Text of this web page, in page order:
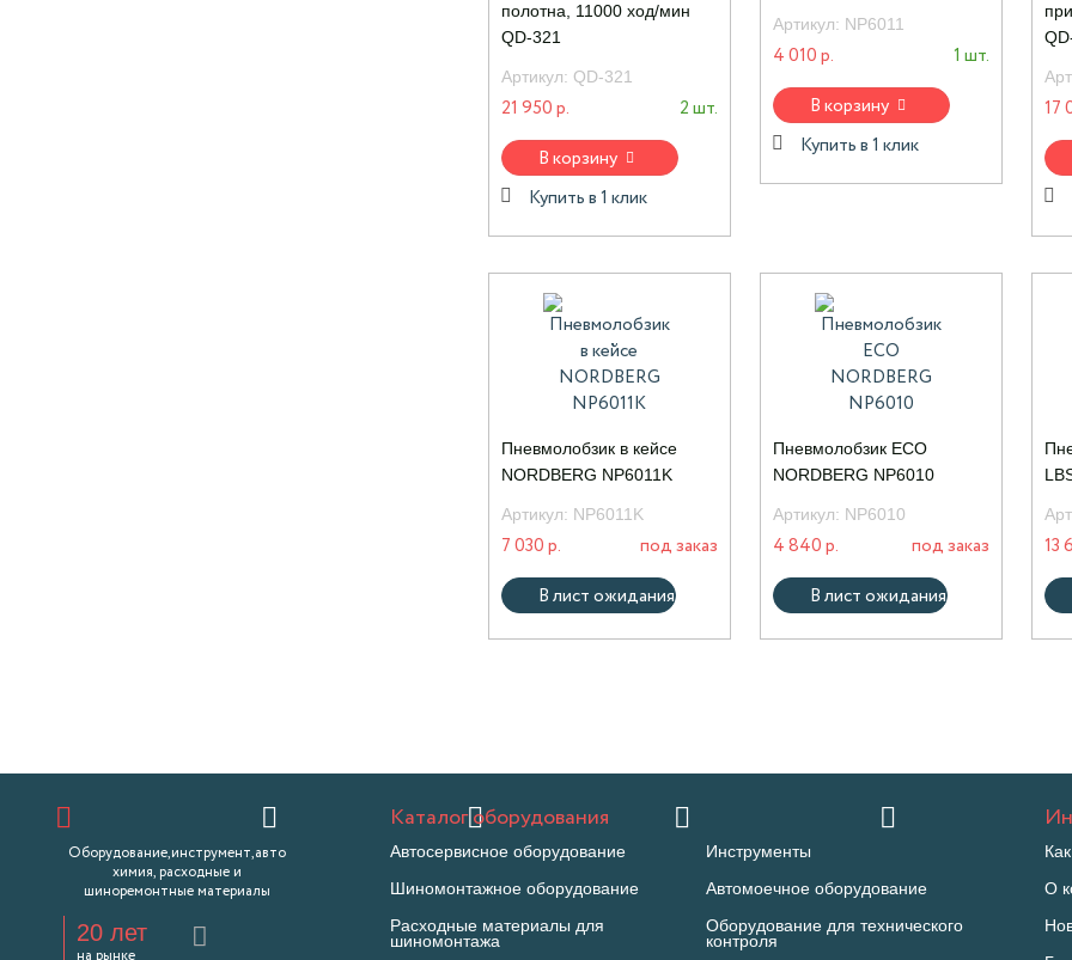
полотна, 11000 ход/мин
QD-321
Артикул: QD-321
21 950 р. 2 шт.
В корзину
Купить в 1 клик
Артикул: NP6011
4 010 р. 1 шт.
В корзину
Купить в 1 клик
17
Пневмолобзик в кейсе
NORDBERG NP6011K
Артикул: NP6011K
7 030 р. под заказ
В лист ожидания
Пневмолобзик ECO
NORDBERG NP6010
Артикул: NP6010
4 840 р. под заказ
В лист ожидания
13
Оборудование,инструмент,авто
химия, расходные и
шиноремонтные материалы
20 лет
на рынке
Каталог оборудования
Автосервисное оборудование
Шиномонтажное оборудование
Расходные материалы для
шиномонтажа
Инструменты
Автомоечное оборудование
Оборудование для технического
контроля
О